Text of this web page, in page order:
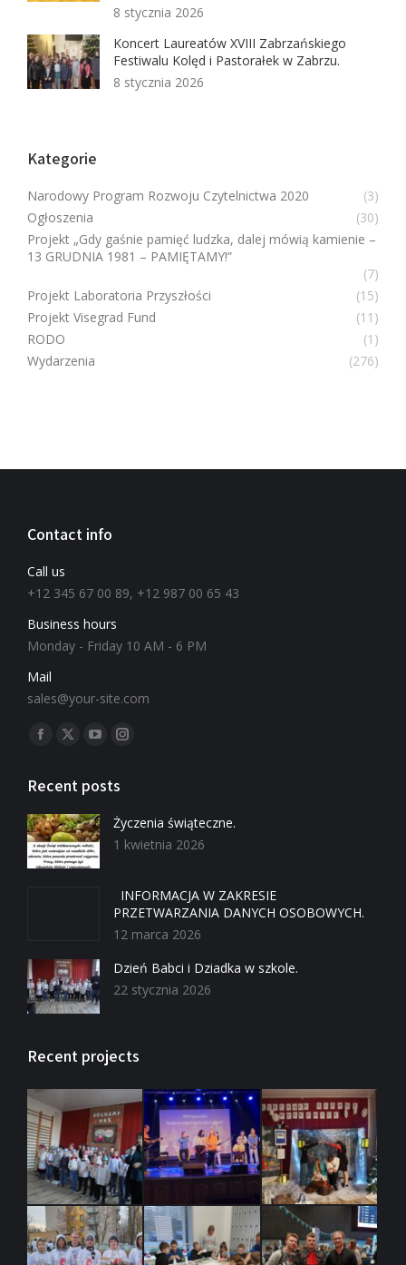
8 stycznia 2026
Koncert Laureatów XVIII Zabrzańskiego
Festiwalu Kolęd i Pastorałek w Zabrzu.
8 stycznia 2026
Kategorie
Narodowy Program Rozwoju Czytelnictwa 2020
(3)
Ogłoszenia
(30)
Projekt „Gdy gaśnie pamięć ludzka, dalej mówią kamienie –
13 GRUDNIA 1981 – PAMIĘTAMY!”
(7)
Projekt Laboratoria Przyszłości
(15)
Projekt Visegrad Fund
(11)
RODO
(1)
Wydarzenia
(276)
Contact info
Call us
+12 345 67 00 89, +12 987 00 65 43
Business hours
Monday - Friday 10 AM - 6 PM
Mail
sales@your-site.com
Znajdź nas na:
Recent posts
Życzenia świąteczne.
1 kwietnia 2026
INFORMACJA W ZAKRESIE
PRZETWARZANIA DANYCH OSOBOWYCH.
12 marca 2026
Dzień Babci i Dziadka w szkole.
22 stycznia 2026
Recent projects